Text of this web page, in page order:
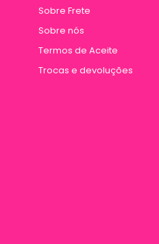
Sobre Frete
Sobre nós
Termos de Aceite
Trocas e devoluções